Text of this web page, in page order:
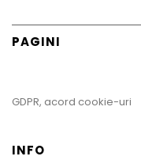
PAGINI
GDPR, acord cookie-uri
INFO